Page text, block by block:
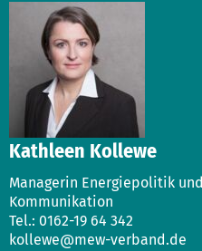
Kathleen Kollewe
Managerin Energiepolitik und
Kommunikation
Tel.: 0162-19 64 342
kollewe@mew-verband.de